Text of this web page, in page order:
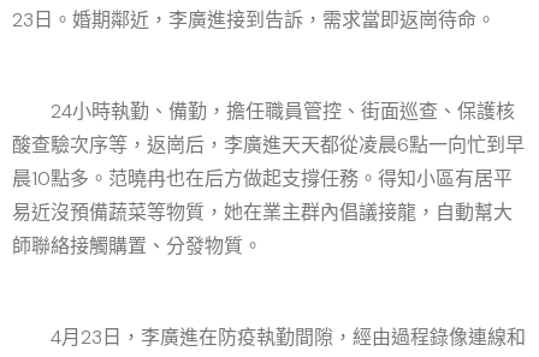
23日。婚期鄰近，李廣進接到告訴，需求當即返崗待命。
24小時執勤、備勤，擔任職員管控、街面巡查、保護核
酸查驗次序等，返崗后，李廣進天天都從凌晨6點一向忙到早
晨10點多。范曉冉也在后方做起支撐任務。得知小區有居平
易近沒預備蔬菜等物質，她在業主群內倡議接龍，自動幫大
師聯絡接觸購置、分發物質。
4月23日，李廣進在防疫執勤間隙，經由過程錄像連線和